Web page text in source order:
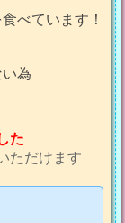
べています！
為
た
ただけます